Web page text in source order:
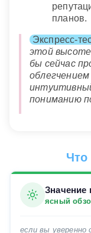
планов.
Экспресс-
этой высоте
бы сейчас
пониманию
Что
Значение
ясный
если вы уверенно